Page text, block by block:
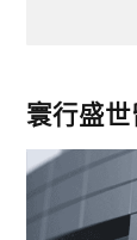
寰行盛